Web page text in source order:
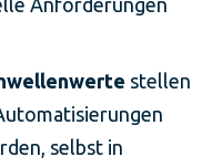
stellen
selbst in